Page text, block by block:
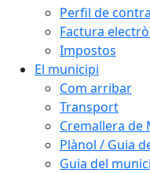
Perfil de
Factura
Impostos
El municipi
Com arribar
Transport
Cremallera
Plànol / Guia
Guia del